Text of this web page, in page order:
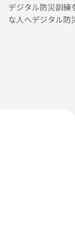
デジタル防災訓練
な人へデジタル防